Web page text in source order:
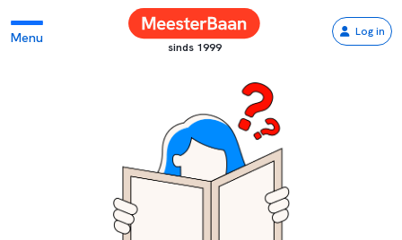
Menu
sinds 1999
Log in